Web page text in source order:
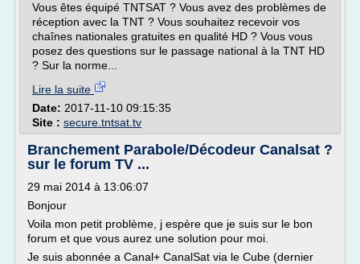
Vous êtes équipé TNTSAT ? Vous avez des problèmes de
réception avec la TNT ? Vous souhaitez recevoir vos
chaînes nationales gratuites en qualité HD ? Vous vous
posez des questions sur le passage national à la TNT HD
? Sur la norme...
Lire la suite
Date: 2017-11-10 09:15:35
Site : secure.tntsat.tv
Branchement Parabole/Décodeur Canalsat ?
sur le forum TV ...
29 mai 2014 à 13:06:07
Bonjour
Voila mon petit problème, j espère que je suis sur le bon
forum et que vous aurez une solution pour moi.
Je suis abonnée a Canal+ CanalSat via le Cube (dernier